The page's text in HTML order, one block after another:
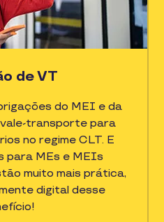
de VT
do MEI e da
transporte para
no regime CLT. E
para MEs e MEIs
muito mais prática,
digital desse